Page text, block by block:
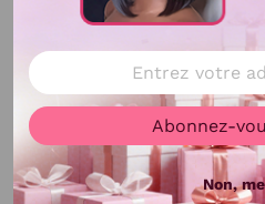
Abonnez-
Non,